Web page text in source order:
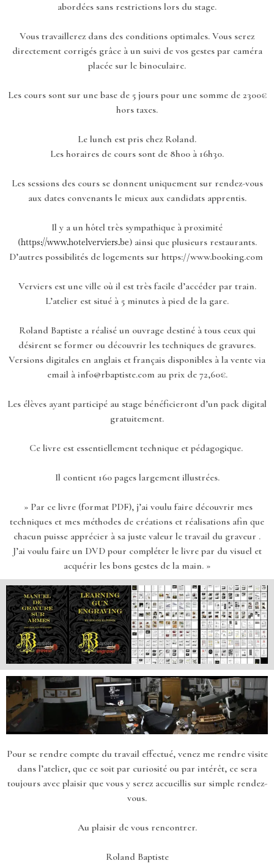
abordées sans restrictions lors du stage.
Vous travaillerez dans des conditions optimales. Vous serez
directement corrigés grâce à un suivi de vos gestes par caméra
placée sur le binoculaire.
Les cours sont sur une base de 5 jours pour une somme de 2300€
hors taxes.
Le lunch est pris chez Roland.
Les horaires de cours sont de 8h00 à 16h30.
Les sessions des cours se donnent uniquement sur rendez-vous
aux dates convenants le mieux aux candidats apprentis.
Il y a un hôtel très sympathique à proximité
(https://www.hotelverviers.be) ainsi que plusieurs restaurants.
D’autres possibilités de logements sur https://www.booking.com
Verviers est une ville où il est très facile d’accéder par train.
L’atelier est situé à 5 minutes à pied de la gare.
Roland Baptiste a réalisé un ouvrage destiné à tous ceux qui
désirent se former ou découvrir les techniques de gravures.
Versions digitales en anglais et français disponibles à la vente via
email à info@rbaptiste.com au prix de 72,60€.
Les élèves ayant participé au stage bénéficieront d’un pack digital
gratuitement.
Ce livre est essentiellement technique et pédagogique.
Il contient 160 pages largement illustrées.
» Par ce livre (format PDF), j’ai voulu faire découvrir mes
techniques et mes méthodes de créations et réalisations afin que
chacun puisse apprécier à sa juste valeur le travail du graveur .
J’ai voulu faire un DVD pour compléter le livre par du visuel et
acquérir les bons gestes de la main. »
Pour se rendre compte du travail effectué, venez me rendre visite
dans l’atelier, que ce soit par curiosité ou par intérêt, ce sera
toujours avec plaisir que vous y serez accueillis sur simple rendez-
vous.
Au plaisir de vous rencontrer.
Roland Baptiste